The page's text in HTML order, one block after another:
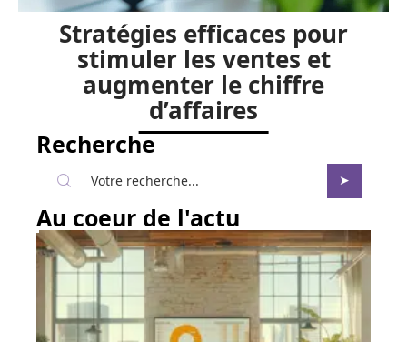
Stratégies efficaces pour
stimuler les ventes et
augmenter le chiffre
d’affaires
Recherche
Au coeur de l'actu